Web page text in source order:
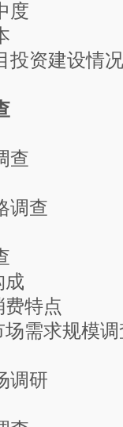
度
资建设情况
查
调查
特点
求规模调
调研